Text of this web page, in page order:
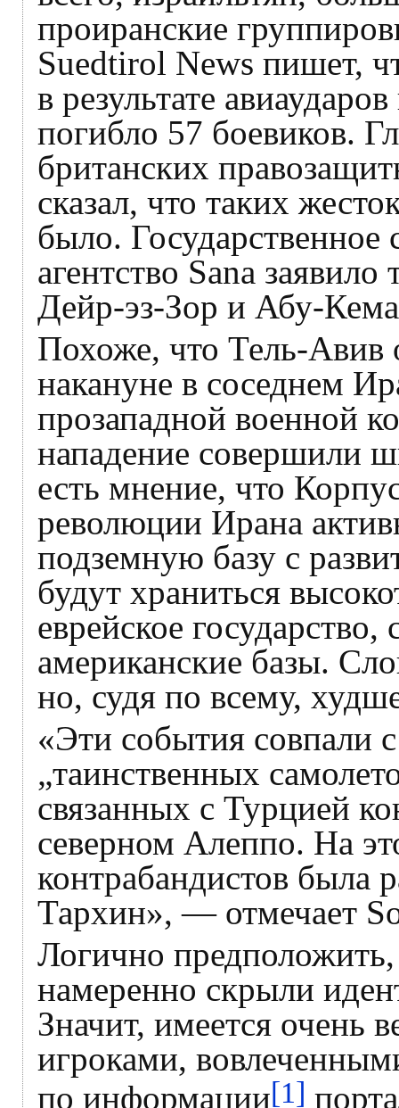
проиранские
Suedtirol News пишет,
в результате
погибло 57 боевиков.
британских
сказал, что таких
было.
агентство Sana
Дейр-эз-Зор и Абу-
Похоже, что Тель-Авив
накануне в соседнем
прозападной военной
нападение совершили
есть мнение, что
революции Ирана
подземную базу с
будут храниться
еврейское государство,
американские базы.
но, судя по всему,
«Эти события совпали
„таинственных
связанных с Турцией
северном Алеппо. На
контрабандистов была
Тархин», — отмечает
Логично предположить,
намеренно скрыли
Значит, имеется очень
игроками,
по информации[1]